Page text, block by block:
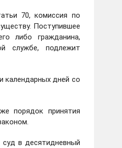
70, комиссия по
Поступившее
либо гражданина,
службе, подлежит
календарных дней со
порядок принятия
в десятидневный